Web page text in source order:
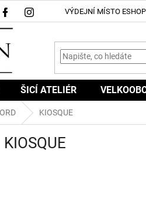
VÝDEJNÍ MÍSTO
ŠICÍ ATELIÉR
KIOSQUE
KIOSQUE